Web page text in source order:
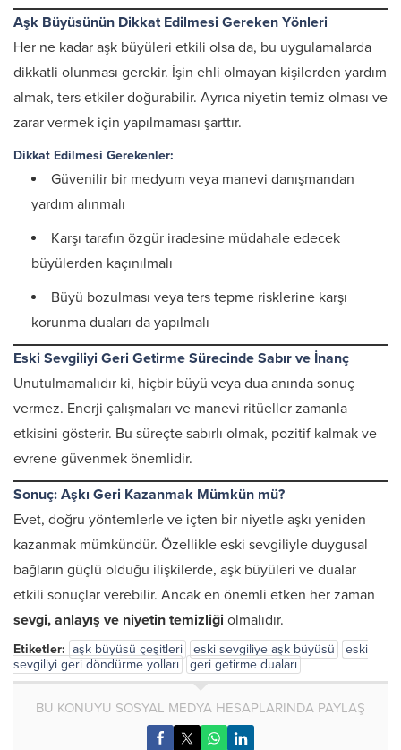
Aşk Büyüsünün Dikkat Edilmesi Gereken Yönleri
Her ne kadar aşk büyüleri etkili olsa da, bu uygulamalarda
dikkatli olunması gerekir. İşin ehli olmayan kişilerden yardım
almak, ters etkiler doğurabilir. Ayrıca niyetin temiz olması ve
zarar vermek için yapılmaması şarttır.
Dikkat Edilmesi Gerekenler:
Güvenilir bir medyum veya manevi danışmandan
yardım alınmalı
Karşı tarafın özgür iradesine müdahale edecek
büyülerden kaçınılmalı
Büyü bozulması veya ters tepme risklerine karşı
korunma duaları da yapılmalı
Eski Sevgiliyi Geri Getirme Sürecinde Sabır ve İnanç
Unutulmamalıdır ki, hiçbir büyü veya dua anında sonuç
vermez. Enerji çalışmaları ve manevi ritüeller zamanla
etkisini gösterir. Bu süreçte sabırlı olmak, pozitif kalmak ve
evrene güvenmek önemlidir.
Sonuç: Aşkı Geri Kazanmak Mümkün mü?
Evet, doğru yöntemlerle ve içten bir niyetle aşkı yeniden
kazanmak mümkündür. Özellikle eski sevgiliyle duygusal
bağların güçlü olduğu ilişkilerde, aşk büyüleri ve dualar
etkili sonuçlar verebilir. Ancak en önemli etken her zaman
sevgi, anlayış ve niyetin temizliği olmalıdır.
Etiketler: aşk büyüsü çeşitleri eski sevgiliye aşk büyüsü
eski
sevgiliyi geri döndürme yolları
geri getirme duaları
BU KONUYU SOSYAL MEDYA HESAPLARINDA PAYLAŞ